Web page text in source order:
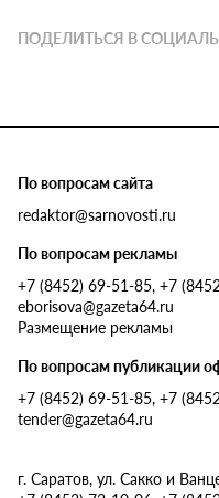
ПОДЕЛИТЬСЯ В
По вопросам сайта
redaktor@sarnovosti.ru
По вопросам рекламы
+7 (8452) 69-51-85, +7
eborisova@gazeta64.ru
Размещение рекламы
По вопросам публикации
+7 (8452) 69-51-85, +7
tender@gazeta64.ru
г. Саратов, ул. Сакко и